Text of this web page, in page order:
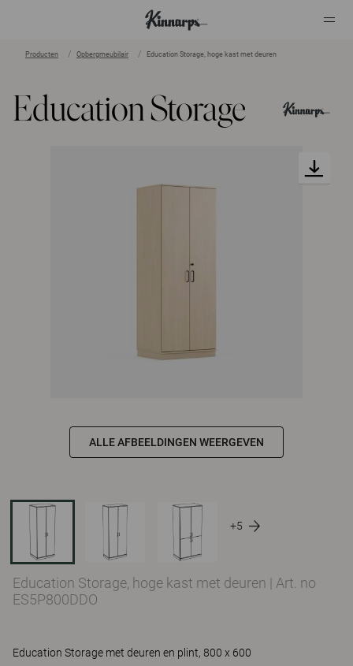
Producten Opbergmeubilair Education Storage, hoge kast met deuren
Education Storage
ALLE AFBEELDINGEN WEERGEVEN
+5
Education Storage, hoge kast met deuren | Art. no
ES5P800DDO
Education Storage met deuren en plint, 800 x 600